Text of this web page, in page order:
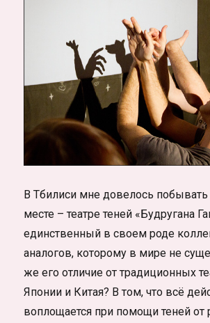
В Тбилиси мне довелось
месте – театре теней «Будругана
единственный в своем роде
аналогов, которому в мире не
же его отличие от традиционных
Японии и Китая? В том, что всё
воплощается при помощи теней от